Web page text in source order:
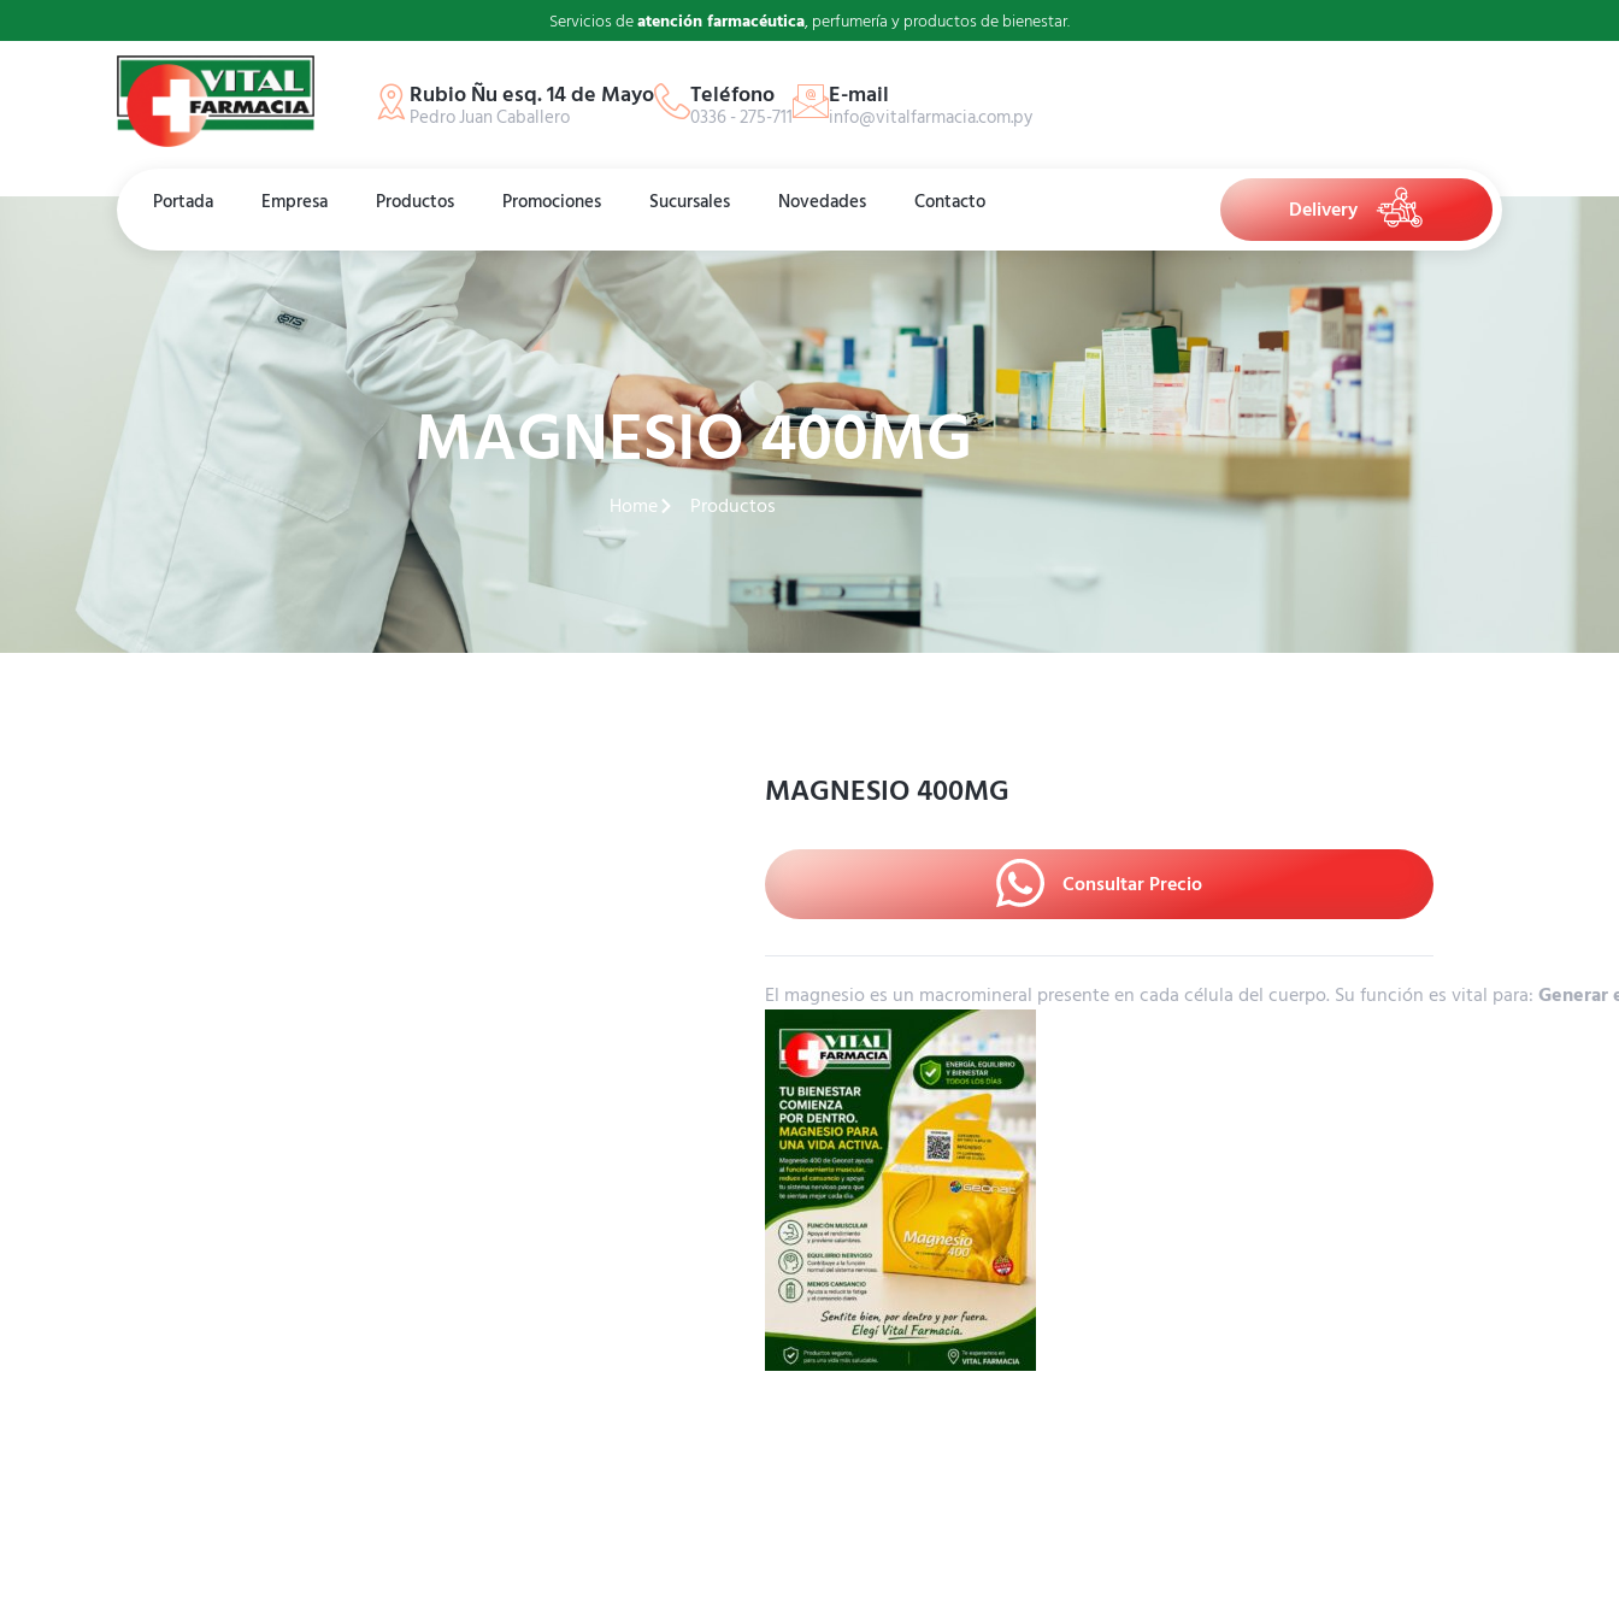
Servicios deatención farmacéutica, perfumería y productos de bienestar.
Rubio Ñu esq. 14 de Mayo
Pedro Juan Caballero
Teléfono
0336 - 275-711
E-mail
info@vitalfarmacia.com.py
Portada Empresa Productos Promociones Sucursales Novedades Contacto Delivery
MAGNESIO 400MG
Home Productos
MAGNESIO 400MG
Consultar Precio
El magnesioes un macromineral presenteen cada célula del cuerpo. Sufunciónesvital para:Generar